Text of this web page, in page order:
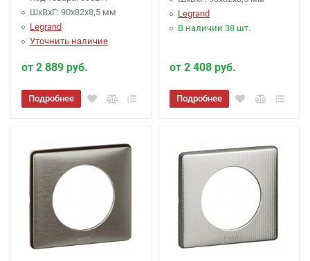
ШхВхГ: 90x82x8,5 мм
Legrand
Уточнить наличие
от 2 889 руб.
Подробнее
Legrand
В наличии 38 шт.
от 2 408 руб.
Подробнее